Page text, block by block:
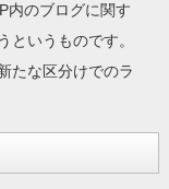
内のブログに関す
というものです。
たな区分けでのラ